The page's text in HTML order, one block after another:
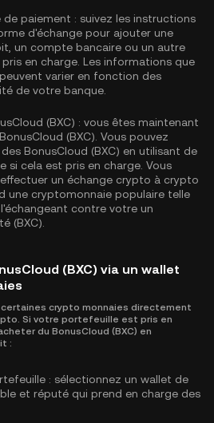
paiement : suivez les instructions
d'échange pour ajouter une
un compte bancaire ou un autre
en charge. Les informations que
varier en fonction des
de votre banque.
(BXC) : vous êtes maintenant
(BXC). Vous pouvez
BonusCloud (BXC) en utilisant de
si cela est pris en charge. Vous
un échange crypto à crypto
une cryptomonnaie populaire telle
l'échangeant contre votre un
(BXC).
(BXC) via un wallet
crypto monnaies directement
Si votre portefeuille est pris en
du BonusCloud (BXC) en
:
: sélectionnez un wallet de
et réputé qui prend en charge des